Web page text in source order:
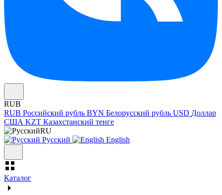
RUB
RUB Российский рубль BYN Белорусский рубль USD Доллар
США KZT Казахстанский тенге
RU
Русский
English
Каталог